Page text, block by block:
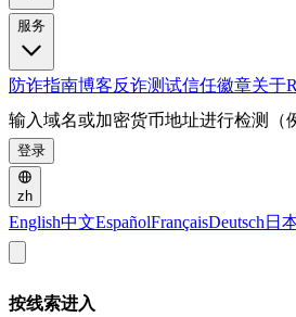
服务
防诈指南博客反诈测试信任徽章关于
输入域名或加密货币地址进行检测（
登录
zh
English中文EspañolFrançaisDeutsch 日
按线索进入